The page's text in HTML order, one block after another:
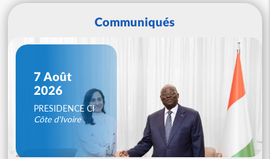
Communiqués
7 Août
2026
PRESIDENCE CI
Côte d'Ivoire